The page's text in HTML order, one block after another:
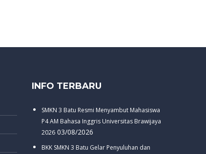
INFO TERBARU
SMKN 3 Batu Resmi Menyambut Mahasiswa
P4 AM Bahasa Inggris Universitas Brawijaya
2026 03/08/2026
BKK SMKN 3 Batu Gelar Penyuluhan dan